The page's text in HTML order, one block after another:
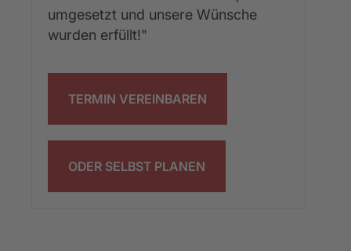
umgesetzt und unsere Wünsche
wurden erfüllt!"
TERMIN VEREINBAREN
ODER SELBST PLANEN